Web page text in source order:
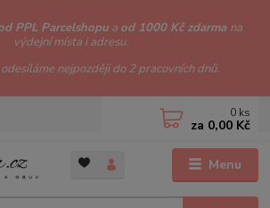
PPL Parcelshopu a od 1000 Kč zdarma na
výdejní místa i adresu.
nejpozději do 2 pracovních dnů.
Menu
0 ks
za 0,00 Kč